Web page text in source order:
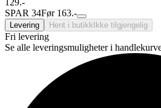
SPAR 34Før 163.-
Levering Hent i butikk Ikke tilgjengelig
Fri levering
Se alle leveringsmuligheter i